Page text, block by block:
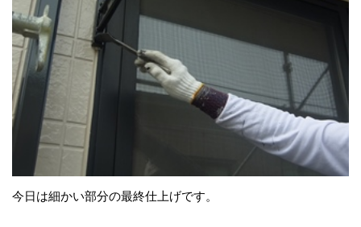
今日は細かい部分の最終仕上げです。